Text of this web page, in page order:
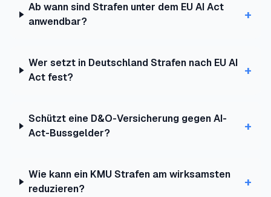
Ab wann sind Strafen unter dem EU AI Act
anwendbar?
+
Wer setzt in Deutschland Strafen nach EU AI
Act fest?
+
Schützt eine D&O-Versicherung gegen AI-
Act-Bussgelder?
+
Wie kann ein KMU Strafen am wirksamsten
reduzieren?
+